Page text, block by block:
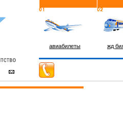
авиабилеты жд